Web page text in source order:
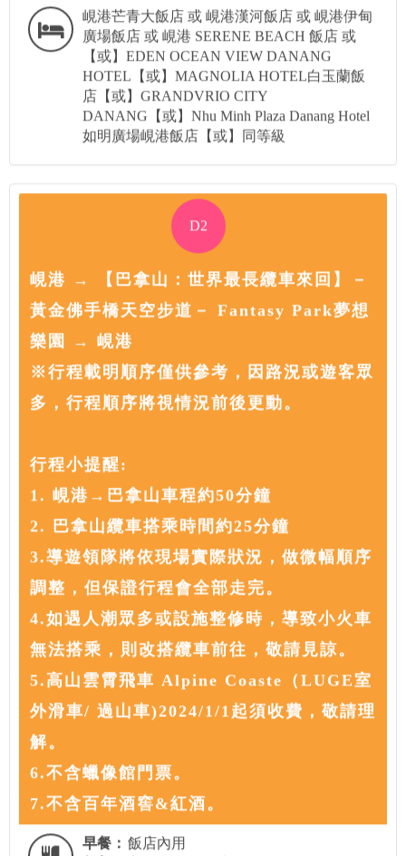
峴港芒青大飯店 或 峴港漢河飯店 或 峴港伊甸
廣場飯店 或 峴港 SERENE BEACH 飯店 或
【或】EDEN OCEAN VIEW DANANG
HOTEL【或】MAGNOLIA HOTEL白玉蘭飯
店【或】GRANDVRIO CITY
DANANG【或】Nhu Minh Plaza Danang Hotel
如明廣場峴港飯店【或】同等級
D2
峴港 → 【巴拿山：世界最長纜車來回】－
黃金佛手橋天空步道－ Fantasy Park夢想
樂園 → 峴港
※行程載明順序僅供參考，因路況或遊客眾
多，行程順序將視情況前後更動。
行程小提醒:
1. 峴港→巴拿山車程約50分鐘
2. 巴拿山纜車搭乘時間約25分鐘
3.導遊領隊將依現場實際狀況，做微幅順序
調整，但保證行程會全部走完。
4.如遇人潮眾多或設施整修時，導致小火車
無法搭乘，則改搭纜車前往，敬請見諒。
5.高山雲霄飛車 Alpine Coaste（LUGE室
外滑車/ 過山車)2024/1/1起須收費，敬請理
解。
6.不含蠟像館門票。
7.不含百年酒窖&紅酒。
早餐： 飯店內用